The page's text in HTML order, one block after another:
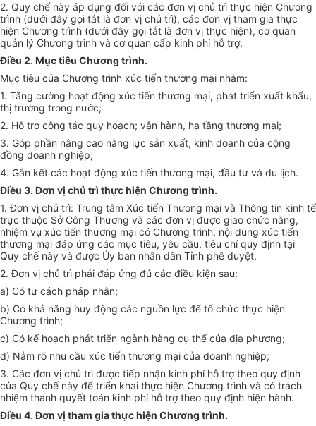
2. Quy chế này áp dụng đối với các đơn vị chủ trì thực hiện Chương
trình (dưới đây gọi tắt là đơn vị chủ trì), các đơn vị tham gia thực
hiện Chương trình (dưới đây gọi tắt là đơn vị thực hiện), cơ quan
quản lý Chương trình và cơ quan cấp kinh phí hỗ trợ.
Điều 2. Mục tiêu Chương trình.
Mục tiêu của Chương trình xúc tiến thương mại nhằm:
1. Tăng cường hoạt động xúc tiến thương mại, phát triển xuất khẩu,
thị trường trong nước;
2. Hỗ trợ công tác quy hoạch; vận hành, hạ tầng thương mại;
3. Góp phần nâng cao năng lực sản xuất, kinh doanh của cộng
đồng doanh nghiệp;
4. Gắn kết các hoạt động xúc tiến thương mại, đầu tư và du lịch.
Điều 3. Đơn vị chủ trì thực hiện Chương trình.
1.Đơn vị chủ trì: Trung tâm Xúc tiến Thương mại và Thông tin kinh tế
trực thuộc Sở Công Thương và các đơn vị được giao chức năng,
nhiệm vụ xúc tiến thương mại có Chương trình, nội dung xúc tiến
thương mại đáp ứng các mục tiêu, yêu cầu, tiêu chí quy định tại
Quy chế này và được Ủy ban nhân dân Tỉnh phê duyệt.
2.Đơn vị chủ trì phải đáp ứng đủ các điều kiện sau:
a) Có tư cách pháp nhân;
b) Có khả năng huy động các nguồn lực để tổ chức thực hiện
Chương trình;
c) Có kế hoạch phát triển ngành hàng cụ thể của địa phương;
d) Nắm rõ nhu cầu xúc tiến thương mại của doanh nghiệp;
3. Các đơn vị chủ trì được tiếp nhận kinh phí hỗ trợ theo quy định
của Quy chế này để triển khai thực hiện Chương trình và có trách
nhiệm thanh quyết toán kinh phí hỗ trợ theo quy định hiện hành.
Điều 4. Đơn vị tham gia thực hiện Chương trình.